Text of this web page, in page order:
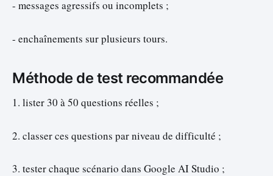
- messages agressifs ou incomplets ;
- enchaînements sur plusieurs tours.
Méthode de test recommandée
1. lister 30 à 50 questions réelles ;
2. classer ces questions par niveau de difficulté ;
3. tester chaque scénario dans Google AI Studio ;